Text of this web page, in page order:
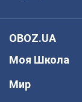
OBOZ.UA
Моя Школа
Мир